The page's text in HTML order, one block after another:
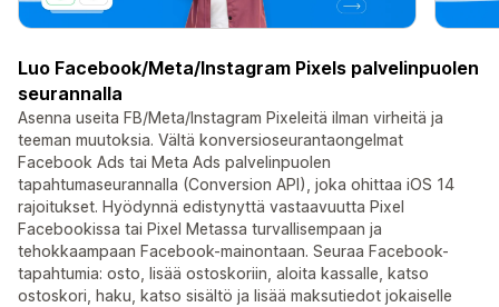
Luo Facebook/Meta/Instagram Pixels palvelinpuolen
seurannalla
Asenna useita FB/Meta/Instagram Pixeleitä ilman virheitä ja
teeman muutoksia. Vältä konversioseurantaongelmat
Facebook Ads tai Meta Ads palvelinpuolen
tapahtumaseurannalla (Conversion API), joka ohittaa iOS 14
rajoitukset. Hyödynnä edistynyttä vastaavuutta Pixel
Facebookissa tai Pixel Metassa turvallisempaan ja
tehokkaampaan Facebook-mainontaan. Seuraa Facebook-
tapahtumia: osto, lisää ostoskoriin, aloita kassalle, katso
ostoskori, haku, katso sisältö ja lisää maksutiedot jokaiselle